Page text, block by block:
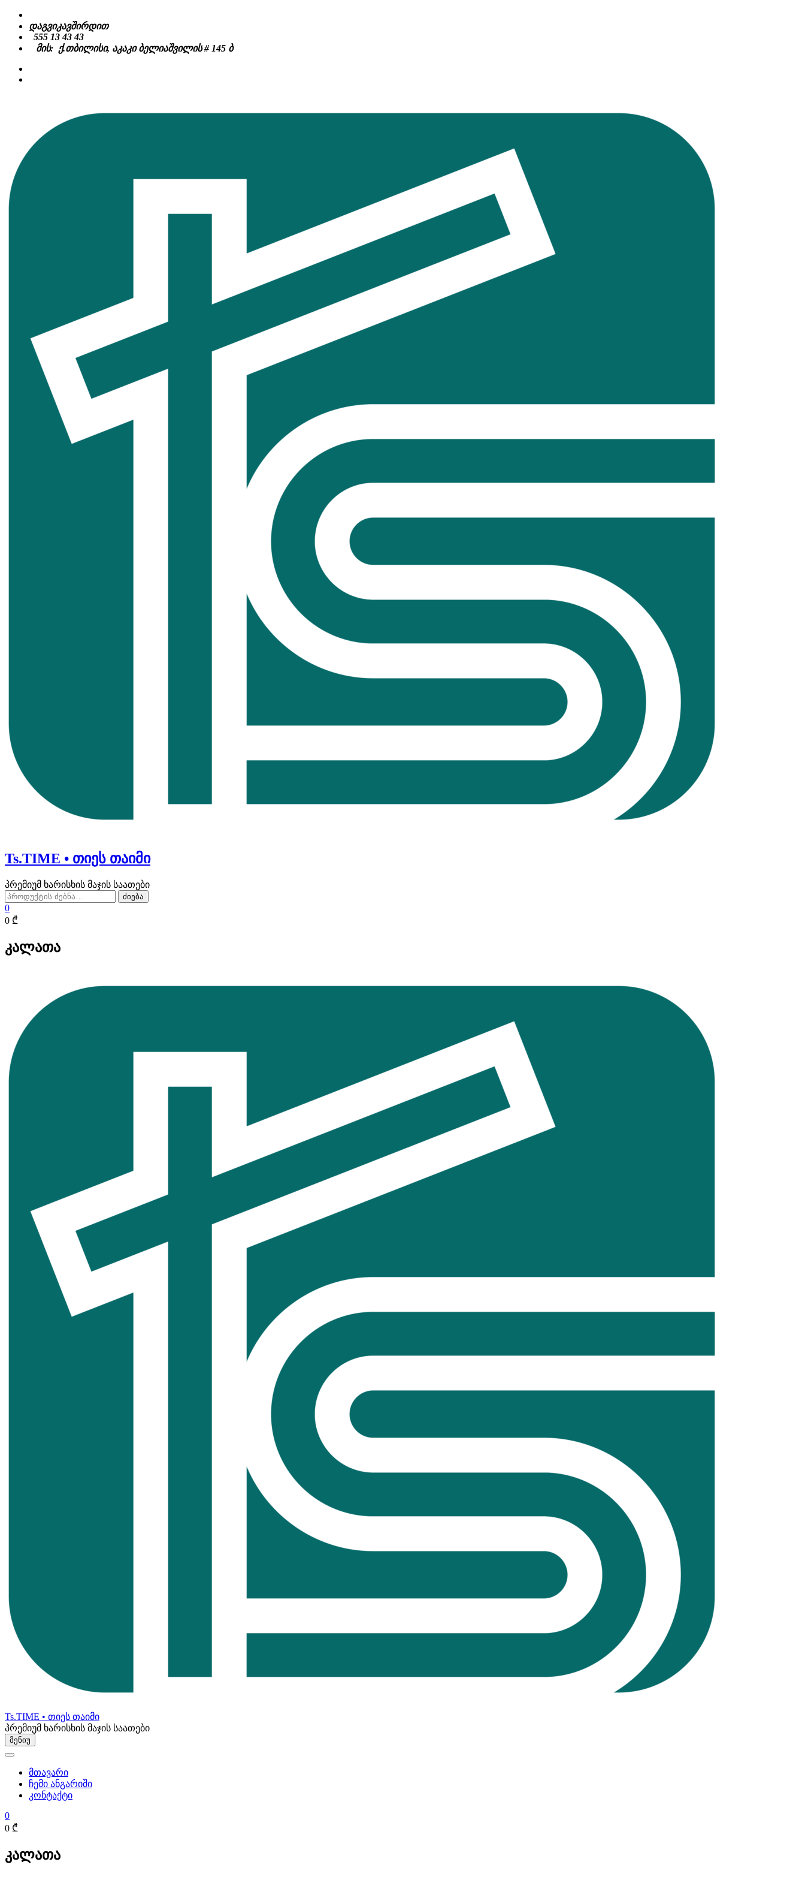
Skip
content
დაგვიკავშირდით
555 13 43 43
მის: ქ.თბილისი, აკაკი ბელიაშვილის # 145 ბ
Ts.TIME • თიეს თაიმი
პრემიუმ ხარისხის მაჯის საათები
ძებნა:
ძიება
0
0 ₾
კალათა
Ts.TIME • თიეს თაიმი
პრემიუმ ხარისხის მაჯის საათები
მენიუ
მთავარი
ჩემი ანგარიში
კონტაქტი
0
0 ₾
კალათა